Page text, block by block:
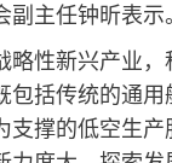
主任钟昕表示。
略性新兴产业，
包括传统的通用
支撑的低空生